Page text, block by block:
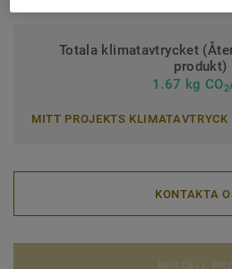
Totala klimatavtrycket
produkt)
1.67 kg CO2
MITT PROJEKTS KLIMATAVTRYCK
KONTAKTA